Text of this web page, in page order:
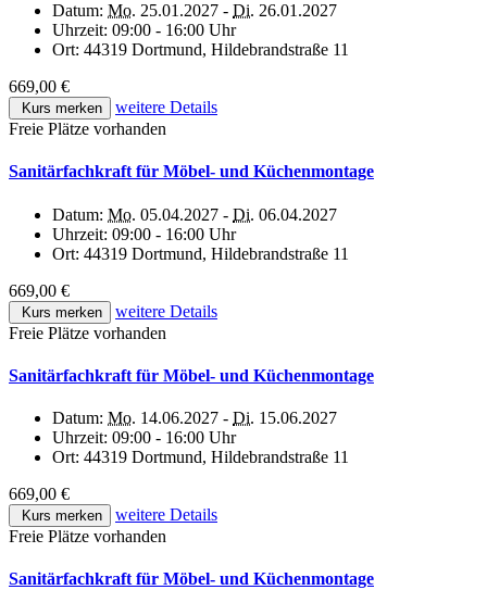
Datum: Mo. 25.01.2027 - Di. 26.01.2027
Uhrzeit: 09:00 - 16:00 Uhr
Ort: 44319 Dortmund, Hildebrandstraße 11
669,00 €
Kurs merken
weitere Details
Freie Plätze vorhanden
Sanitärfachkraft für Möbel- und Küchenmontage
Datum: Mo. 05.04.2027 - Di. 06.04.2027
Uhrzeit: 09:00 - 16:00 Uhr
Ort: 44319 Dortmund, Hildebrandstraße 11
669,00 €
Kurs merken
weitere Details
Freie Plätze vorhanden
Sanitärfachkraft für Möbel- und Küchenmontage
Datum: Mo. 14.06.2027 - Di. 15.06.2027
Uhrzeit: 09:00 - 16:00 Uhr
Ort: 44319 Dortmund, Hildebrandstraße 11
669,00 €
Kurs merken
weitere Details
Freie Plätze vorhanden
Sanitärfachkraft für Möbel- und Küchenmontage